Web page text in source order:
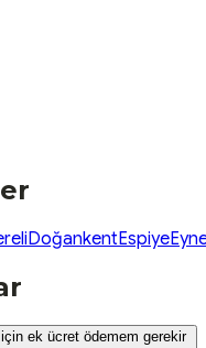
DoğankentEspiye
ek ücret ödemem gerekir